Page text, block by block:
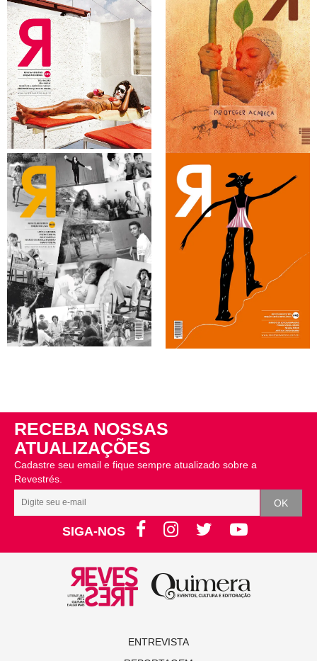
RECEBA NOSSAS
ATUALIZAÇÕES
Cadastre seu email e fique sempre atualizado sobre a
Revestrés.
SIGA-NOS
ENTREVISTA